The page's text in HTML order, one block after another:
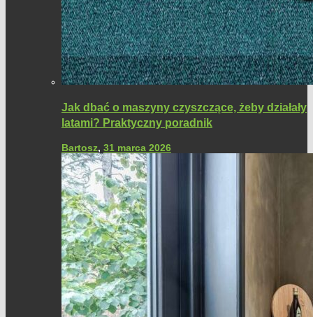
Jak dbać o maszyny czyszczące, żeby działały
latami? Praktyczny poradnik
Bartosz, 31 marca 2026